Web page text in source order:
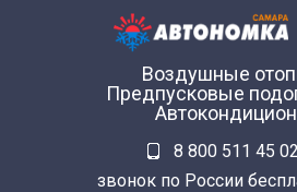
Воздушные
Предпусковые
8 800 511 45 02
звонок по России